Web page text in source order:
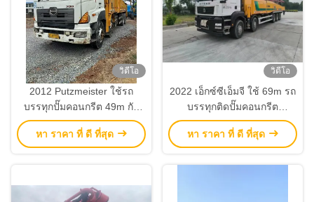
วิดีโอ
2012 Putzmeister ใช้รถ
บรรทุกปั๊มคอนกรีต 49m กับ
HINO Chassis
หา ราคา ที่ ดี ที่สุด
วิดีโอ
2022 เอ็กซ์ซีเอ็มจี ใช้ 69m รถ
บรรทุกติดปั๊มคอนกรีต
ZZ5556V52KMF1 อุปกรณ์
ก่อสร้าง
หา ราคา ที่ ดี ที่สุด